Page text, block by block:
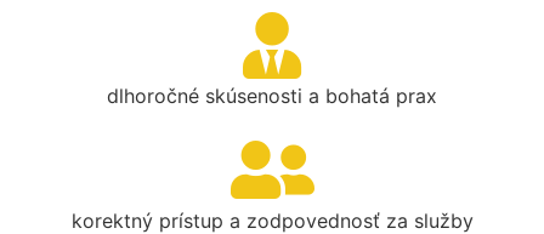
dlhoročné skúsenosti a bohatá prax
korektný prístup a zodpovednosť za služby